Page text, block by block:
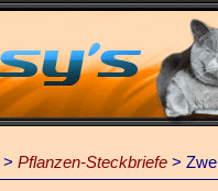
> Pflanzen-Steckbriefe >